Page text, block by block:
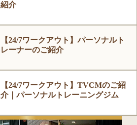
紹介
【24/7ワークアウト】パーソナルト
レーナーのご紹介
【24/7ワークアウト】TVCMのご紹
介｜パーソナルトレーニングジム